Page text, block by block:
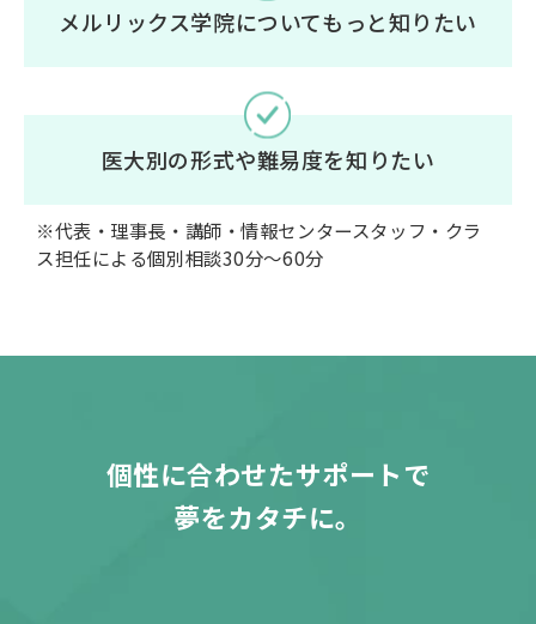
メルリックス学院についてもっと知りたい
医大別の形式や難易度を知りたい
※代表・理事長・講師・情報センタースタッフ・クラ
ス担任による個別相談30分〜60分
個性に合わせたサポートで
夢をカタチに。